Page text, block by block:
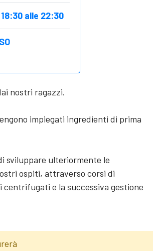
alle 22:30
nostri ragazzi.
impiegati ingredienti di prima
sviluppare ulteriormente le
ospiti, attraverso corsi di
centrifugati e la successiva gestione